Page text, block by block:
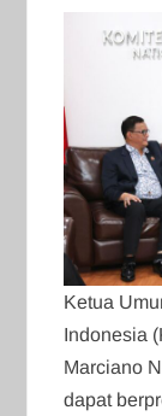
Ketua
Indonesia
Marciano
dapat